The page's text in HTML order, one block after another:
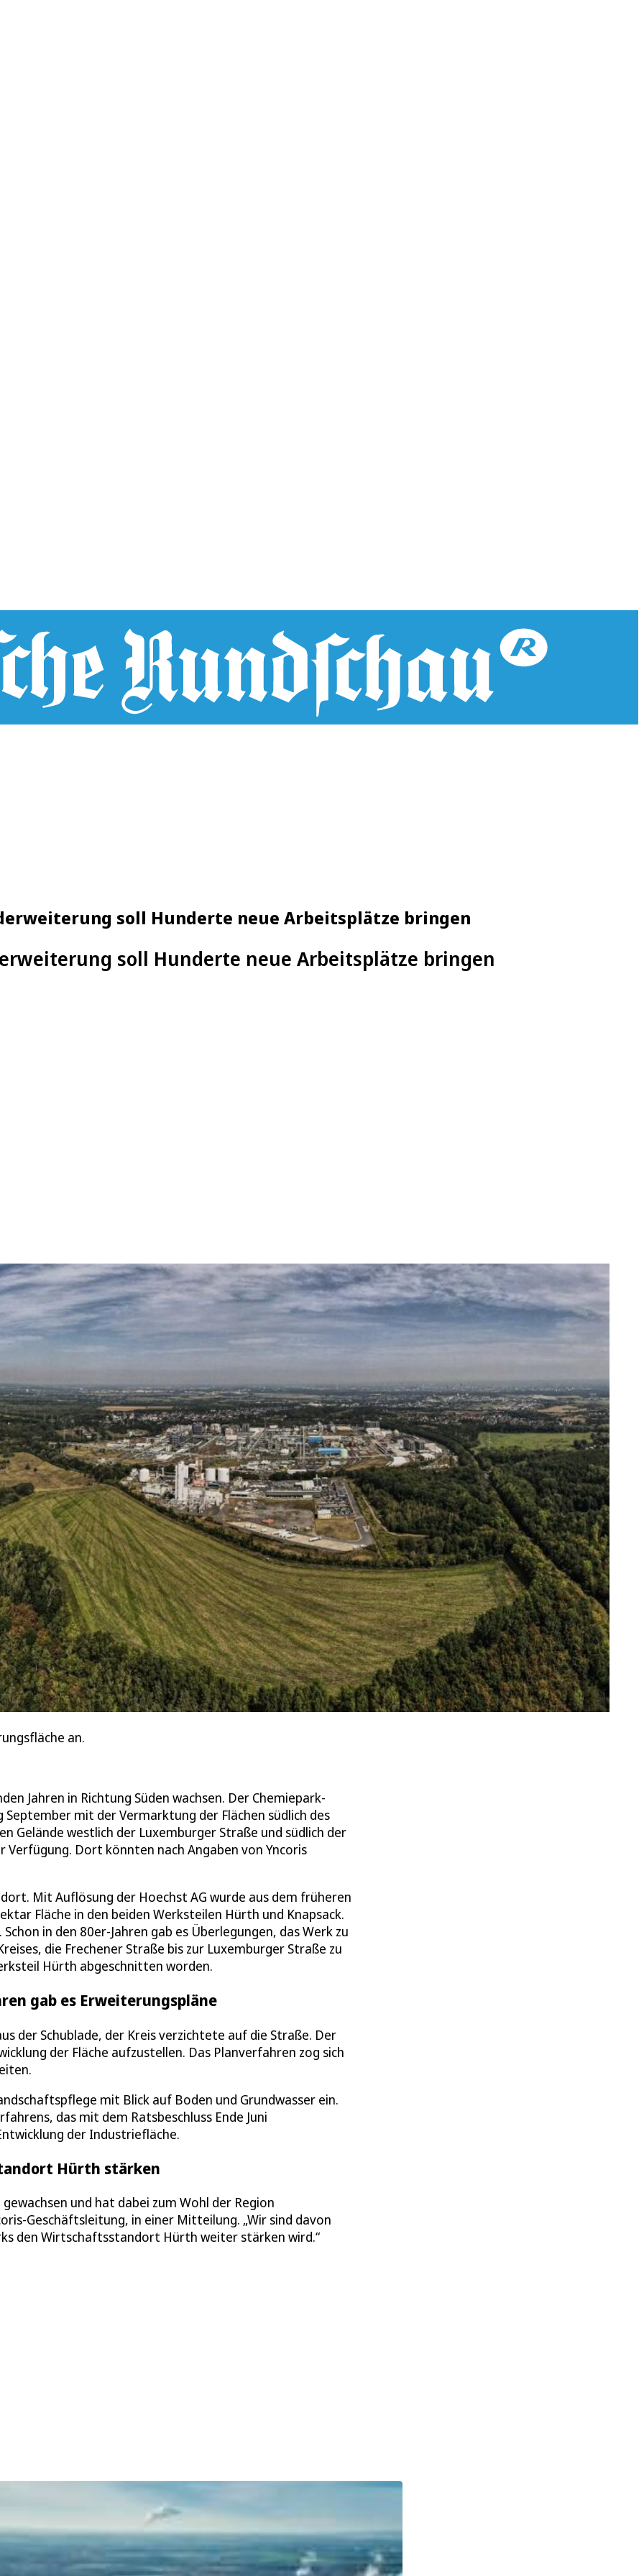
soll Hunderte neue Arbeitsplätze bringen
soll Hunderte neue Arbeitsplätze bringen
an.
Jahren in Richtung Süden wachsen. Der Chemiepark-
mit der Vermarktung der Flächen südlich des
Gelände westlich der Luxemburger Straße und südlich der
Dort könnten nach Angaben von Yncoris
Mit Auflösung der Hoechst AG wurde aus dem früheren
Fläche in den beiden Werksteilen Hürth und Knapsack.
in den 80er-Jahren gab es Überlegungen, das Werk zu
die Frechener Straße bis zur Luxemburger Straße zu
Hürth abgeschnitten worden.
gab es Erweiterungspläne
der Schublade, der Kreis verzichtete auf die Straße. Der
der Fläche aufzustellen. Das Planverfahren zog sich
mit Blick auf Boden und Grundwasser ein.
das mit dem Ratsbeschluss Ende Juni
der Industriefläche.
Hürth stärken
und hat dabei zum Wohl der Region
Geschäftsleitung, in einer Mitteilung. „Wir sind davon
den Wirtschaftsstandort Hürth weiter stärken wird.“